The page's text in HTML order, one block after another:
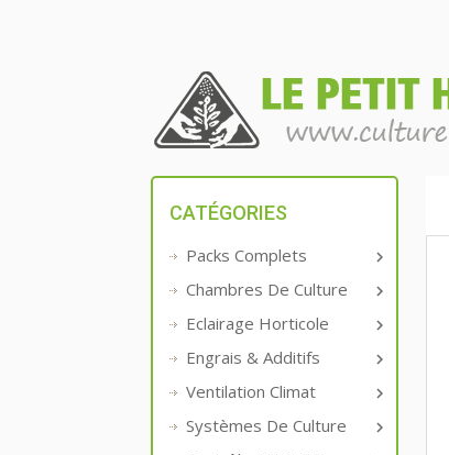
CATÉGORIES

Packs Complets

Chambres De Culture

Eclairage Horticole

Engrais & Additifs

Ventilation Climat

Systèmes De Culture